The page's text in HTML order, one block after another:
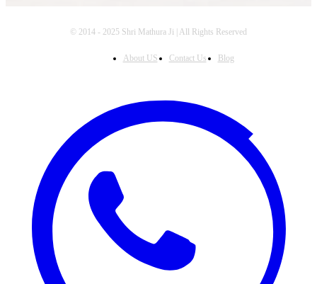
© 2014 - 2025 Shri Mathura Ji | All Rights Reserved
About US Contact Us Blog